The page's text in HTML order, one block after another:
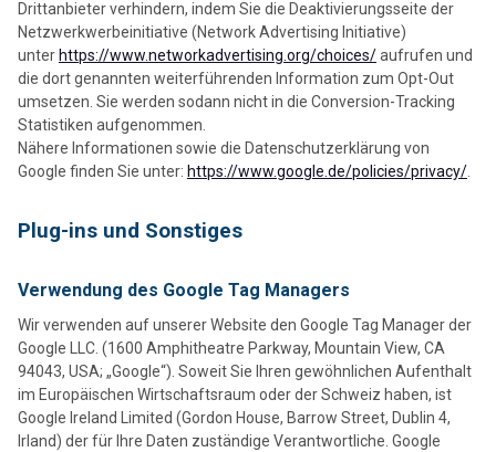
Drittanbieter verhindern, indem Sie die Deaktivierungsseite der
Netzwerkwerbeinitiative (Network Advertising Initiative)
unter https://www.networkadvertising.org/choices/aufrufen und
die dort genannten weiterführenden Information zum Opt-Out
umsetzen. Sie werden sodann nicht in die Conversion-Tracking
Statistiken aufgenommen.
Nähere Informationen sowie die Datenschutzerklärung von
Google finden Sie unter: https://www.google.de/policies/privacy/.
Plug-ins und Sonstiges
Verwendung des Google Tag Managers
Wir verwenden auf unserer Website den Google Tag Manager der
Google LLC. (1600 Amphitheatre Parkway, Mountain View, CA
94043, USA; „Google“). Soweit Sie Ihren gewöhnlichen Aufenthalt
im Europäischen Wirtschaftsraum oder der Schweiz haben, ist
Google Ireland Limited (Gordon House, Barrow Street, Dublin 4,
Irland) der für Ihre Daten zuständige Verantwortliche. Google